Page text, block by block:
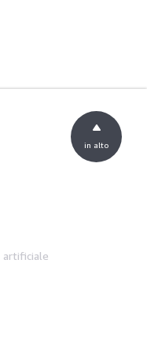
artificiale
in alto